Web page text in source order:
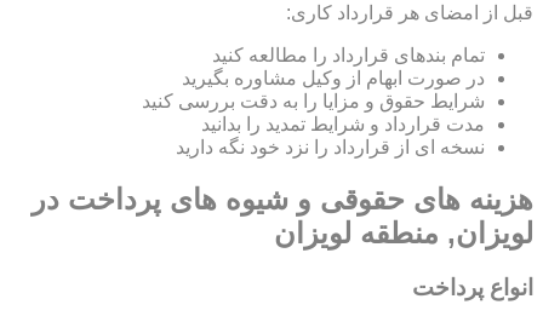
قبل از امضای هر قرارداد کاری:
تمام بندهای قرارداد را مطالعه کنید
در صورت ابهام از وکیل مشاوره بگیرید
شرایط حقوق و مزایا را به دقت بررسی کنید
مدت قرارداد و شرایط تمدید را بدانید
نسخه ای از قرارداد را نزد خود نگه دارید
هزینه های حقوقی و شیوه های پرداخت در
لویزان, منطقه لویزان
انواع پرداخت